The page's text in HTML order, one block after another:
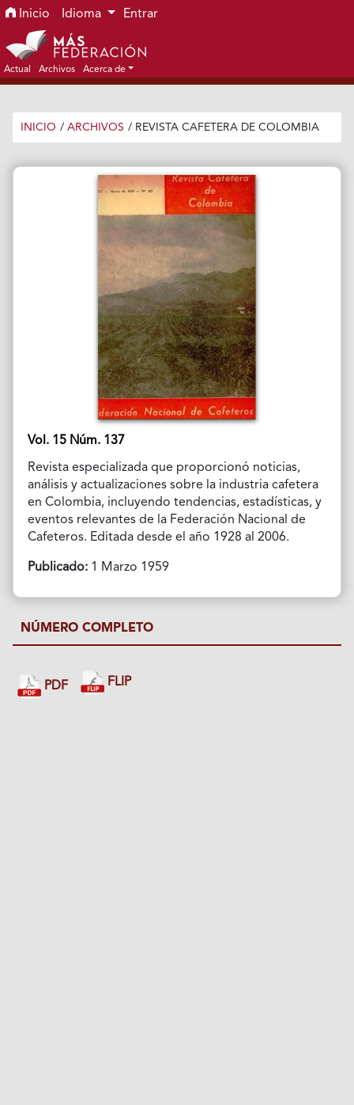
Ir al menú de navegación principal
Ir al contenido principal
Ir al pie de página del sitio
Inicio Idioma Entrar
Actual Archivos Acerca de
INICIO / ARCHIVOS / REVISTA CAFETERA DE COLOMBIA
Vol. 15 Núm. 137
Revista especializada que proporcionó noticias,
análisis y actualizaciones sobre la industria cafetera
en Colombia, incluyendo tendencias, estadísticas, y
eventos relevantes de la Federación Nacional de
Cafeteros. Editada desde el año 1928 al 2006.
Publicado:1 Marzo 1959
NÚMERO COMPLETO
PDF FLIP